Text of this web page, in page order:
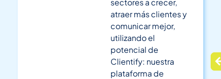
atraer más clientes y
comunicar mejor,
utilizando el
potencial de
Clientify: nuestra
plataforma de